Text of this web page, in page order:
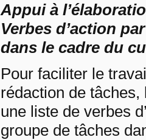
Appui à
Verbes d’action
dans le cadre du
Pour faciliter le
rédaction de
une liste de verbes
groupe de tâches